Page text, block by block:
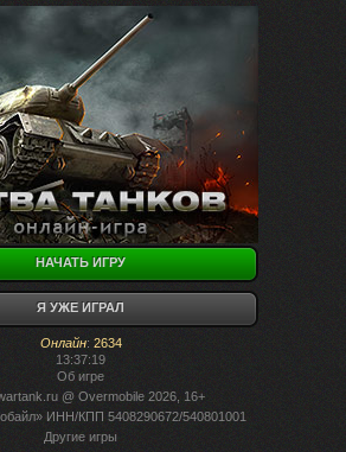
НАЧАТЬ ИГРУ
Я УЖЕ ИГРАЛ
Онлайн: 2634
13:37:19
Об игре
@ Overmobile 2026, 16+
ИНН/КПП 5408290672/540801001
Другие игры